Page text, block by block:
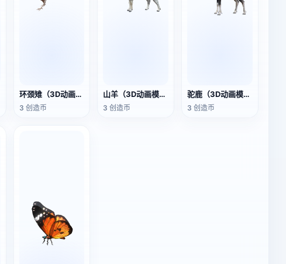
环颈雉（3D动画模型）
3 创造币
山羊（3D动画模型）
3 创造币
驼鹿（3D动画模型）
3 创造币